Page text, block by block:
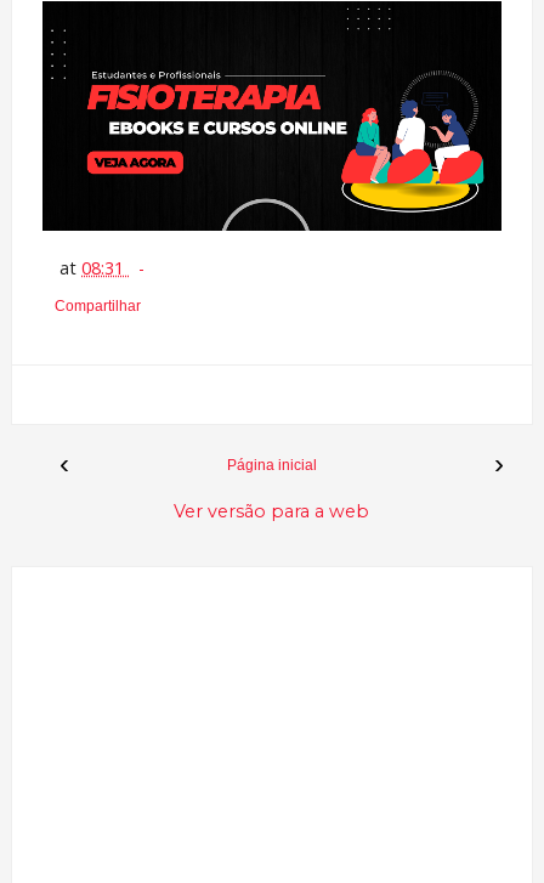
at08:31
Compartilhar
‹ ›
Página inicial
Ver versão para a web